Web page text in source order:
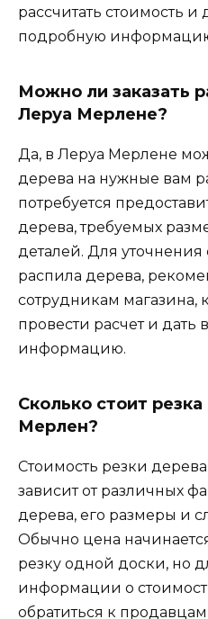
рассчитать стоимость и
подробную
Можно ли заказать
Леруа Мерлене?
Да, в Леруа Мерлене
дерева на нужные вам
потребуется
дерева, требуемых
деталей. Для уточнения
распила дерева,
сотрудникам магазина,
провести расчет и
информацию.
Сколько стоит
Мерлен?
Стоимость резки
зависит от различных
дерева, его размеры и
Обычно цена
резку одной доски, но
информации о
обратиться к